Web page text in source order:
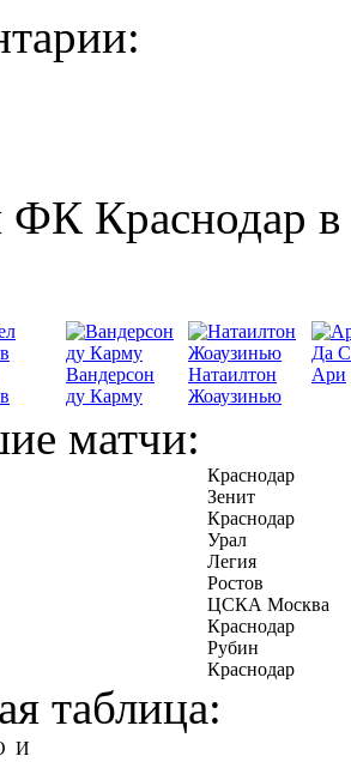
Краснодар в
Вандерсон
ду Карму
Натаилтон
Жоаузинью
Да
Ари
матчи:
Краснодар
Зенит
Краснодар
Урал
Легия
Ростов
ЦСКА Москва
Краснодар
Рубин
Краснодар
таблица:
И